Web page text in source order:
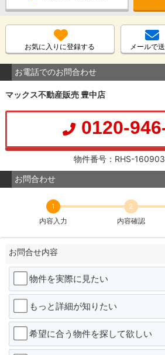
お気に入りに登録する メールで
お電話でのお問合わせ
マックス不動産販売 豊中店
0120-
物件番号：RHS-
お問合わせ
1
内容入力
2
内容確認
お問合せ内容
物件を実際に見たい
もっと詳細が知りたい
希望に合う物件を探して欲しい